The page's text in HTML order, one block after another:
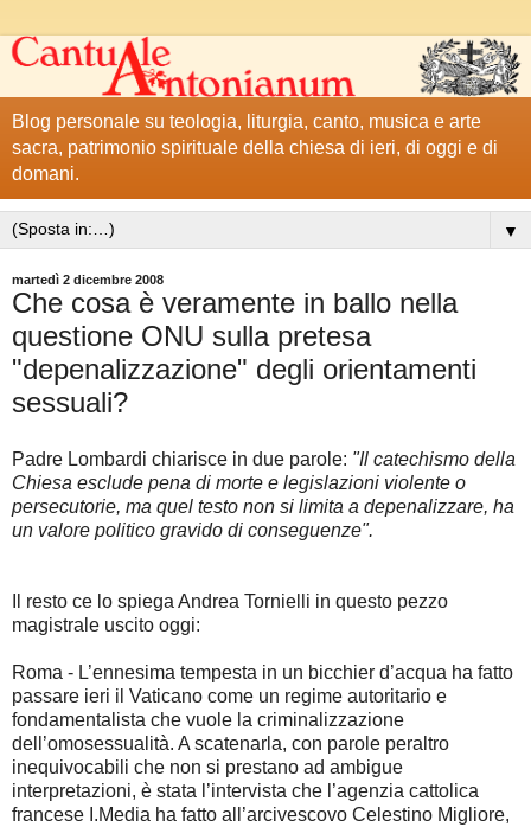
Blog personale su teologia, liturgia, canto, musica e arte
sacra, patrimonio spirituale della chiesa di ieri, di oggi e di
domani.
▼
martedì 2 dicembre 2008
Che cosa è veramente in ballo nella
questione ONU sulla pretesa
"depenalizzazione" degli orientamenti
sessuali?
Padre Lombardi chiarisce in due parole: "Il catechismo della
Chiesa esclude pena di morte e legislazioni violente o
persecutorie, ma quel testo non si limita a depenalizzare, ha
un valore politico gravido di conseguenze".
Il resto ce lo spiega Andrea Tornielli in questo pezzo
magistrale uscito oggi:
Roma - L’ennesima tempesta in un bicchier d’acqua ha fatto
passare ieri il Vaticano come un regime autoritario e
fondamentalista che vuole la criminalizzazione
dell’omosessualità. A scatenarla, con parole peraltro
inequivocabili che non si prestano ad ambigue
interpretazioni, è stata l’intervista che l’agenzia cattolica
francese I.Media ha fatto all’arcivescovo Celestino Migliore,